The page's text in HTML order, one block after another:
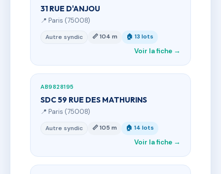
31 RUE D'ANJOU
📍 Paris (75008)
Autre syndic 📏 104 m 🏠 13 lots
Voir la fiche →
AB9828195
SDC 59 RUE DES MATHURINS
📍 Paris (75008)
Autre syndic 📏 105 m 🏠 14 lots
Voir la fiche →